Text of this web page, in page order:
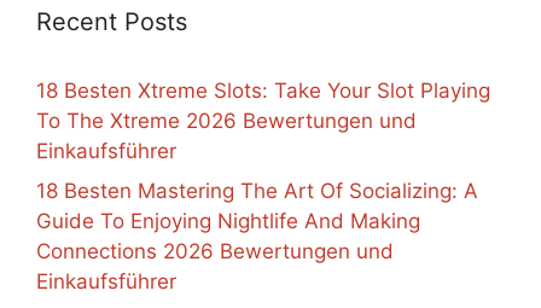
Recent Posts
18 Besten Xtreme Slots: Take Your Slot Playing
To The Xtreme 2026 Bewertungen und
Einkaufsführer
18 Besten Mastering The Art Of Socializing: A
Guide To Enjoying Nightlife And Making
Connections 2026 Bewertungen und
Einkaufsführer